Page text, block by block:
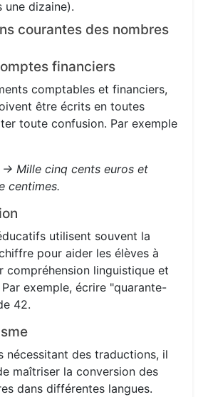
une dizaine).
courantes des nombres
financiers
comptables et financiers,
être écrits en toutes
toute confusion. Par exemple
→ Mille cinq cents euros et
centimes.
utilisent souvent la
pour aider les élèves à
compréhension linguistique et
exemple, écrire "quarante-
42.
nécessitant des traductions, il
maîtriser la conversion des
dans différentes langues.